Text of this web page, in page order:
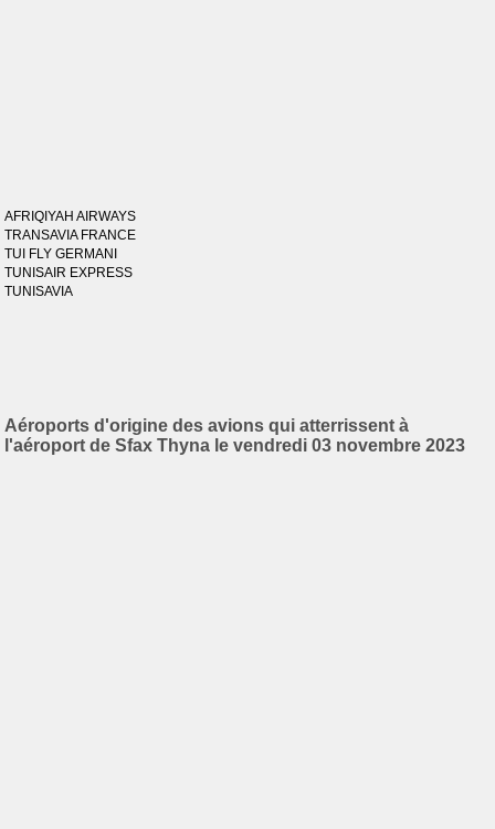
AFRIQIYAH AIRWAYS
TRANSAVIA FRANCE
TUI FLY GERMANI
TUNISAIR EXPRESS
TUNISAVIA
Aéroports d'origine des avions qui atterrissent à
l'aéroport de Sfax Thyna le vendredi 03 novembre 2023